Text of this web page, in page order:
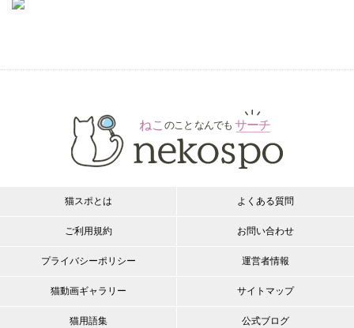
猫スポとは
ご利用規約
プライバシーポリシー
猫動画ギャラリー
猫用語集
よくある質問
お問い合わせ
運営者情報
サイトマップ
公式ブログ